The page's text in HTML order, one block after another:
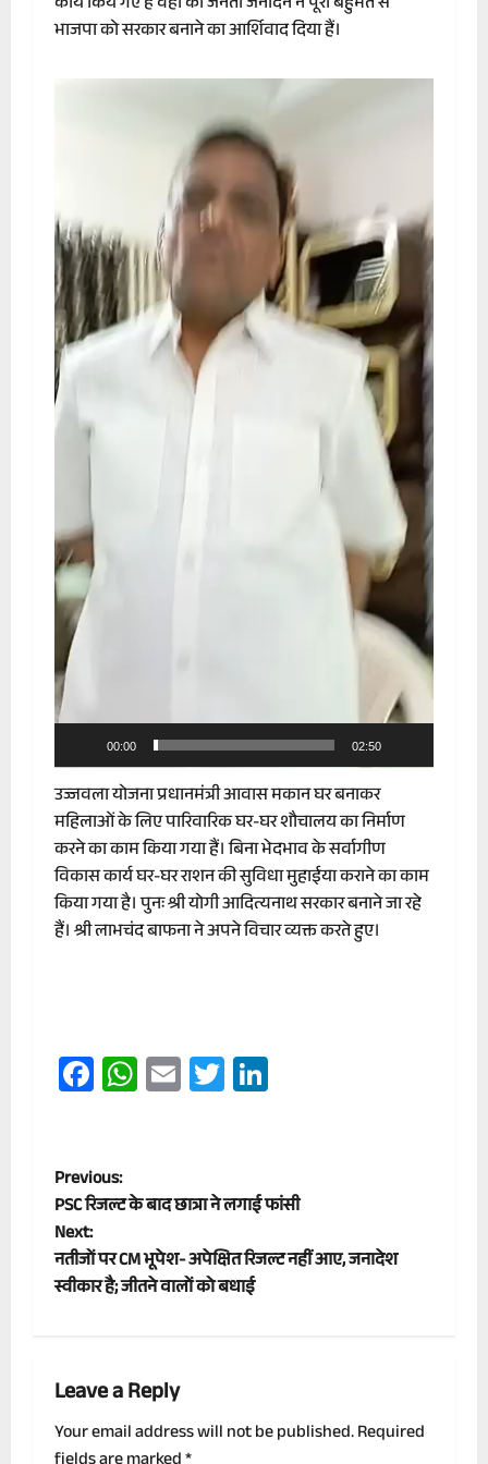
भाजपा को सरकार बनाने का आर्शिवाद दिया हैं।
00:00 02:50
उज्जवला योजना प्रधानमंत्री आवास मकान घर बनाकर
महिलाओं के लिए पारिवारिक घर-घर शौचालय का निर्माण
करने का काम किया गया हैं। बिना भेदभाव के सर्वागीण
विकास कार्य घर-घर राशन की सुविधा मुहाईया कराने का काम
किया गया है। पुनः श्री योगी आदित्यनाथ सरकार बनाने जा रहे
हैं। श्री लाभचंद बाफना ने अपने विचार व्यक्त करते हुए।
Facebook
WhatsApp
EmailTwitter
P
o
s
n
a
Previous:
PSC रिजल्ट के बाद छात्रा ने लगाई फांसी
Next:
नतीजों पर CM भूपेश- अपेक्षित रिजल्ट नहीं आए, जनादेश
स्वीकार है; जीतने वालों को बधाई
Leave a Reply
Your email address will not be published.Required